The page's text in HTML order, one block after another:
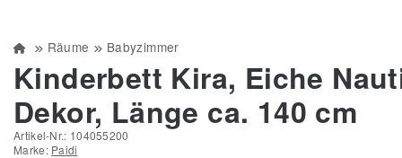
Räume Babyzimmer
Kinderbett Kira, Eiche
Dekor, Länge ca. 140 cm
Artikel-Nr.: 104055200
Marke: Paidi